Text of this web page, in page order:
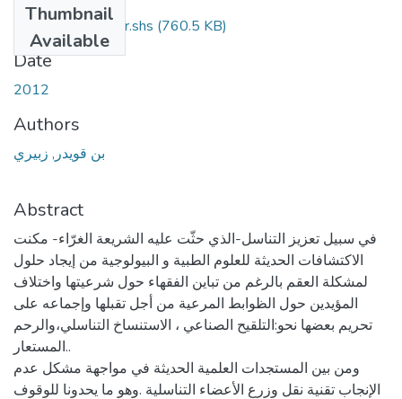
Thumbnail
Available
zebbiri-benkouider.shs (760.5 KB)
Date
2012
Authors
بن قويدر, زبيري
Abstract
في سبيل تعزيز التناسل-الذي حثّت عليه الشريعة الغرّاء- مكنت
الاكتشافات الحديثة للعلوم الطبية و البيولوجية من إيجاد حلول
لمشكلة العقم بالرغم من تباين الفقهاء حول شرعيتها واختلاف
المؤيدين حول الظوابط المرعية من أجل تقبلها وإجماعه على
تحريم بعضها نحو:التلقيح الصناعي ، الاستنساخ التناسلي،والرحم
المستعار..
ومن بين المستجدات العلمية الحديثة في مواجهة مشكل عدم
الإنجاب تقنية نقل وزرع الأعضاء التناسلية .وهو ما يحدونا للوقوف